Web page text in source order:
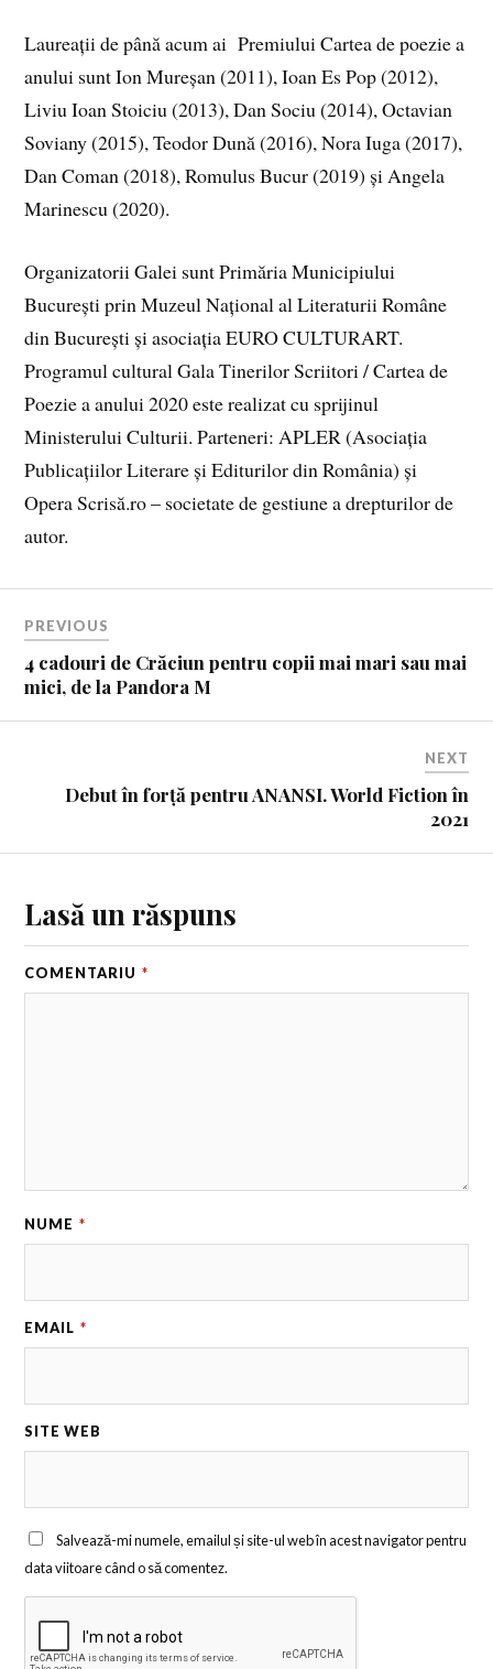
Laureaţii de până acum ai Premiului Cartea de poezie a
anului sunt Ion Mureşan (2011), Ioan Es Pop (2012),
Liviu Ioan Stoiciu (2013), Dan Sociu (2014), Octavian
Soviany (2015), Teodor Dună (2016), Nora Iuga (2017),
Dan Coman (2018), Romulus Bucur (2019) și Angela
Marinescu (2020).
Organizatorii Galei sunt Primăria Municipiului
București prin Muzeul Naţional al Literaturii Române
din Bucureşti şi asociaţia EURO CULTURART.
Programul cultural Gala Tinerilor Scriitori / Cartea de
Poezie a anului 2020 este realizat cu sprijinul
Ministerului Culturii. Parteneri: APLER (Asociația
Publicațiilor Literare și Editurilor din România) și
Opera Scrisă.ro – societate de gestiune a drepturilor de
autor.
PREVIOUS
4 cadouri de Crăciun pentru copii mai mari sau mai
mici, de la Pandora M
NEXT
Debut în forță pentru ANANSI. World Fiction în
2021
Lasă un răspuns
COMENTARIU *
NUME *
EMAIL *
SITE WEB
Salvează-mi numele, emailul și site-ul web în acest navigator pentru
data viitoare când o să comentez.